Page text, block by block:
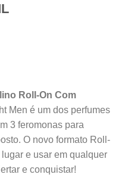
Roll-On Com
Men é um dos perfumes
3 feromonas para
O novo formato Roll-
e usar em qualquer
e conquistar!